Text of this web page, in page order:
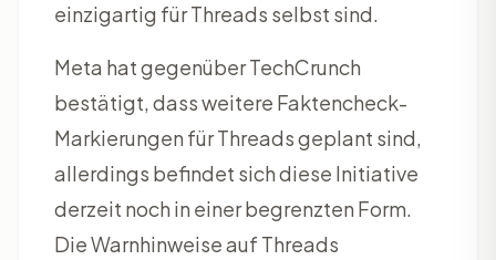
einzigartig für Threads selbst sind.
Meta hat gegenüber TechCrunch
bestätigt, dass weitere Faktencheck-
Markierungen für Threads geplant sind,
allerdings befindet sich diese Initiative
derzeit noch in einer begrenzten Form.
Die Warnhinweise auf Threads